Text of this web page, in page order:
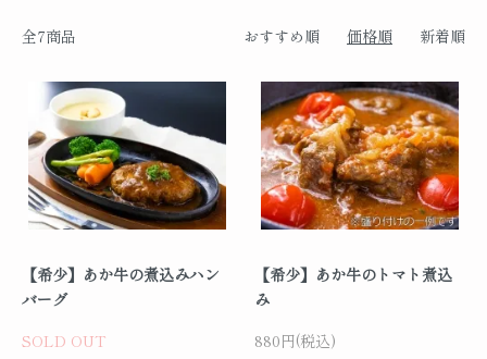
全7商品 おすすめ順 価格順 新着順
【希少】あか牛の煮込みハン
バーグ
SOLD OUT
【希少】あか牛のトマト煮込
み
880円(税込)